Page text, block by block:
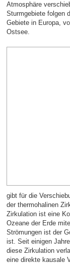
Atmosphäre
Sturmgebiete folgen
Gebiete in Europa,
Ostsee.
gibt für die
der thermohalinen
Zirkulation ist eine
Ozeane der Erde
Strömungen ist der
ist. Seit einigen
diese Zirkulation
eine direkte kausale